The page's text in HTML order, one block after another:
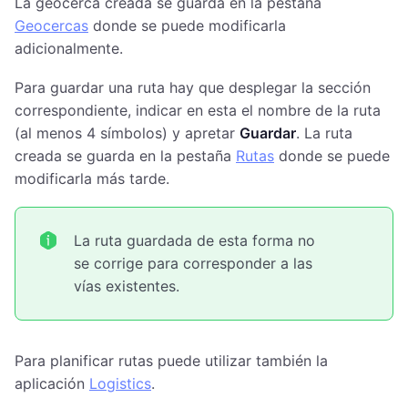
Geocercas donde se puede modificarla
adicionalmente.
Para guardar una ruta hay que desplegar la sección
correspondiente, indicar en esta el nombre de la ruta
(al menos 4 símbolos) y apretar Guardar. La ruta
creada se guarda en la pestaña Rutas donde se puede
modificarla más tarde.
La ruta guardada de esta forma no
se corrige para corresponder a las
vías existentes.
Para planificar rutas puede utilizar también la
aplicación Logistics.